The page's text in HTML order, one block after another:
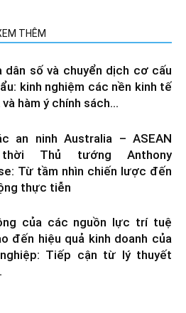
THÊM
dân số và chuyển dịch cơ cấu
kinh nghiệm các nền kinh tế
hàm ý chính sách...
an ninh Australia – ASEAN
Thủ tướng Anthony
Từ tầm nhìn chiến lược đến
thực tiễn
của các nguồn lực trí tuệ
đến hiệu quả kinh doanh của
Tiếp cận từ lý thuyết